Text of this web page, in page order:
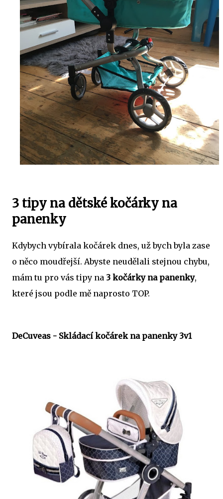
3 tipy na dětské kočárky na
panenky
Kdybych vybírala kočárek dnes, už bych byla zase
o něco moudřejší. Abyste neudělali stejnou chybu,
mám tu pro vás tipy na 3 kočárky na panenky,
které jsou podle mě naprosto TOP.
DeCuveas - Skládací kočárek na panenky 3v1